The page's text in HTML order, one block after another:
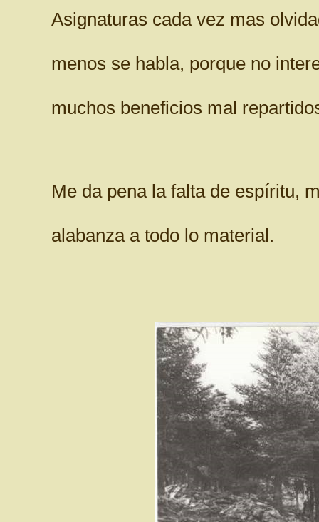
Asignaturas cada vez mas
menos se habla, porque no
muchos beneficios mal
Me da pena la falta de espíritu,
alabanza a todo lo material.